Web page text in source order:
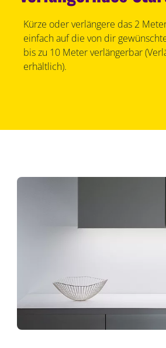
Kürze oder verlängere das 2
einfach auf die von dir
bis zu 10 Meter verlängerbar
erhältlich).